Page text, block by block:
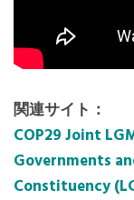
関連サイト：
COP29 Joint
Governments
Constituency